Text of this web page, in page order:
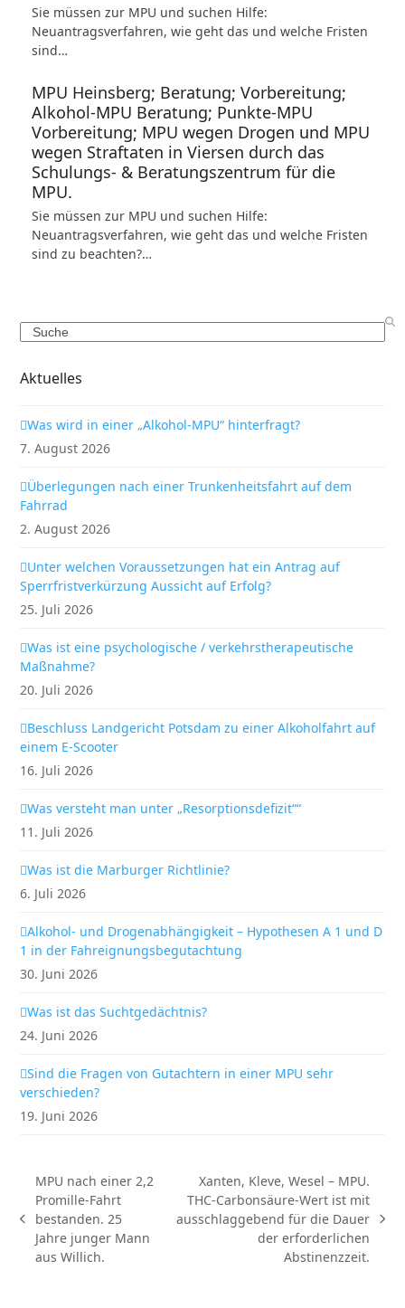
Sie müssen zur MPU und suchen Hilfe:
Neuantragsverfahren, wie geht das und welche Fristen
sind…
MPU Heinsberg; Beratung; Vorbereitung;
Alkohol-MPU Beratung; Punkte-MPU
Vorbereitung; MPU wegen Drogen und MPU
wegen Straftaten in Viersen durch das
Schulungs- & Beratungszentrum für die
MPU.
Sie müssen zur MPU und suchen Hilfe:
Neuantragsverfahren, wie geht das und welche Fristen
sind zu beachten?…
Search
Aktuelles
Was wird in einer „Alkohol-MPU“ hinterfragt?
7. August 2026
Überlegungen nach einer Trunkenheitsfahrt auf dem
Fahrrad
2. August 2026
Unter welchen Voraussetzungen hat ein Antrag auf
Sperrfristverkürzung Aussicht auf Erfolg?
25. Juli 2026
Was ist eine psychologische / verkehrstherapeutische
Maßnahme?
20. Juli 2026
Beschluss Landgericht Potsdam zu einer Alkoholfahrt auf
einem E-Scooter
16. Juli 2026
Was versteht man unter „Resorptionsdefizit““
11. Juli 2026
Was ist die Marburger Richtlinie?
6. Juli 2026
Alkohol- und Drogenabhängigkeit – Hypothesen A 1 und D
1 in der Fahreignungsbegutachtung
30. Juni 2026
Was ist das Suchtgedächtnis?
24. Juni 2026
Sind die Fragen von Gutachtern in einer MPU sehr
verschieden?
19. Juni 2026
vorheriger
Beitrag:
MPU nach einer 2,2
Promille-Fahrt
bestanden. 25
Jahre junger Mann
aus Willich.
Nächster
Xanten, Kleve, Wesel – MPU.
THC-Carbonsäure-Wert ist mit
ausschlaggebend für die Dauer
der erforderlichen
Abstinenzzeit.